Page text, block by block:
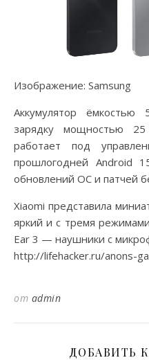
Изображение: Samsung
Аккумулятор
зарядку мощностью
работает под
прошлогодней Android
обновлений ОС и патчей
Xiaomi представила
яркий и с тремя
Ear 3 — наушники с
http://lifehacker.ru/anons-
от admin
ДОБАВИТЬ